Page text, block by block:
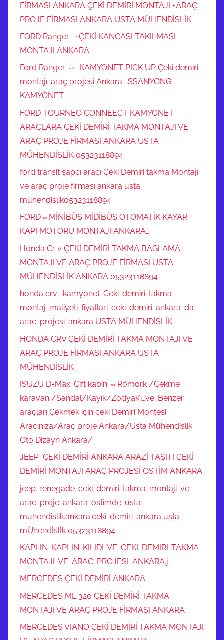
FİRMASI ANKARA ÇEKİ DEMİRİ MONTAJI +ARAÇ
PROJE FİRMASI ANKARA USTA MÜHENDİSLİK
FORD Ranger -~ÇEKİ KANCASI TAKILMASI
MONTAJI ANKARA
Ford Ranger ⇔ KAMYONET PICK UP Çeki demiri
montajı .araç projesi Ankara …SSANYONG
KAMYONET
FORD TOURNEO CONNEECT KAMYONET
ARAÇLARA ÇEKİ DEMİRİ TAKMA MONTAJI VE
ARAÇ PROJE FİRMASI ANKARA USTA
MÜHENDİSLİK 05323118894
ford transit şapçı araçı Çeki Demiri takma Montajı
ve araç proje firması ankara usta
mühendislik05323118894
FORD⇔MİNİBÜS MİDİBÜS OTOMATİK KAYAR
KAPI MOTORU MONTAJI ANKARA…
Honda Cr v ÇEKİ DEMİRİ TAKMA BAGLAMA
MONTAJI VE ARAÇ PROJE FİRMASI USTA
MÜHENDİSLİK ANKARA 05323118894
honda crv -kamyonet-Ceki-demiri-takma-
montaj-maliyeti-fiyatlari-ceki-demiri-ankara-da-
arac-projesi-ankara USTA MÜHENDİSLİK
HONDA CRV ÇEKİ DEMİRİ TAKMA MONTAJI VE
ARAÇ PROJE FİRMASI ANKARA USTA
MÜHENDİSLİK
ISUZU D-Max: Çift kabin ⇔Römork /Çekme
karavan /Sandal/Kayık/Zodyak’ı…ve. Benzer
araçları Çekmek için çeki Demiri Montesi
Aracınıza/Araç proje Ankara/Usta Mühendislik
Oto Dizayn Ankara/
JEEP ÇEKİ DEMİRİ ANKARA ARAZİ TAŞITI ÇEKİ
DEMİRİ MONTAJI ARAÇ PROJESİ OSTİM ANKARA
jeep-renegade-ceki-demiri-takma-montaji-ve-
arac-proje-ankara-ostimde-usta-
muhendislik.ankara.ceki-demiri-ankara usta
mÜhendİslİk 05323118894 …
KAPLIN-KAPLIN-KILIDI-VE-CEKI-DEMIRI-TAKMA-
MONTAJI-VE-ARAC-PROJESI-ANKARA.j
MERCEDES ÇEKİ DEMİRİ ANKARA
MERCEDES ML 320 ÇEKİ DEMİRİ TAKMA
MONTAJI VE ARAÇ PROJE FİRMASI ANKARA
MERCEDES VIANO ÇEKİ DEMİRİ TAKMA MONTAJI